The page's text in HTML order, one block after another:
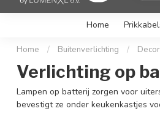
Home
Home / Buitenverlichting /
Verlichting op
Lampen op batterij zorgen voor
bevestigt ze onder keukenkastjes